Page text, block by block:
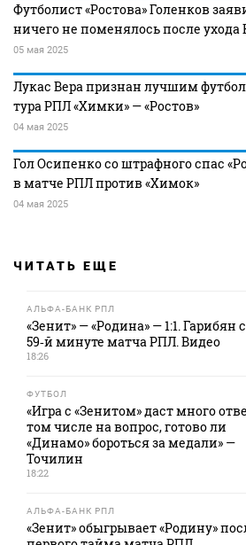
Футболист «Ростова» Голенков
ничего не поменялось после ухода
05 мая 2025
Лукас Вера признан лучшим
тура РПЛ «Химки» — «Ростов»
04 мая 2025
Гол Осипенко со штрафного спас
в матче РПЛ против «Химок»
04 мая 2025
ЧИТАТЬ ЕЩЕ
АЛЬФА-БАНК РПЛ
«Зенит» — «Родина» — 1:1. Гарибян
59‑й минуте матча РПЛ. Видео
18:26
ФУТБОЛ
«Игра с «Зенитом» даст много
том числе на вопрос, готово ли
«Динамо» бороться за медали» —
Точилин
18:22
АЛЬФА-БАНК РПЛ
«Зенит» обыгрывает «Родину»